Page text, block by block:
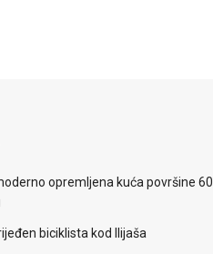
opremljena kuća površine 60
biciklista kod Ilijaša